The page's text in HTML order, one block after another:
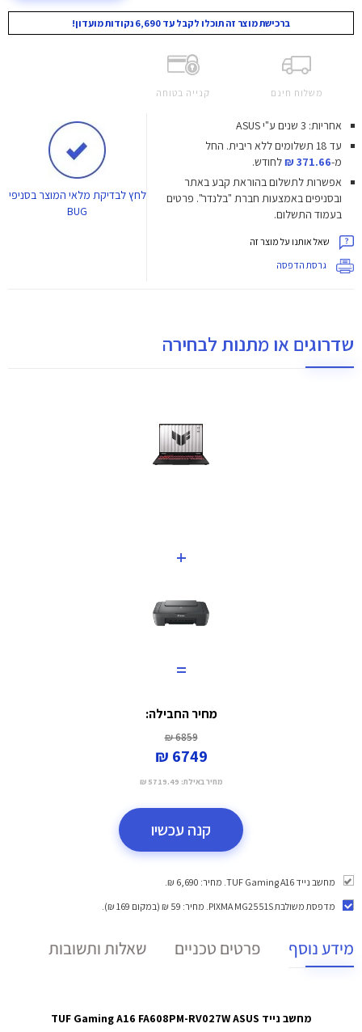
ברכישת מוצר זה תוכלו לקבל עד 6,690 נקודות מועדון!
משלוח חינם קנייה בטוחה
אחריות: 3 שנים ע"י ASUS
עד 18 תשלומים ללא ריבית.
החל
מ-371.66 ₪
לחודש.
אפשרות לתשלום בהוראת קבע באתר
ובסניפים באמצעות חברת "בלנדר". פרטים
בעמוד התשלום.
שאל אותנו על מוצר זה
גרסת הדפסה
לחץלבדיקת מלאי המוצר בסניפי
BUG
שדרוגים או מתנות לבחירה
+
=
מחיר החבילה:
6859 ₪
6749 ₪
מחיר באילת: 5719.49 ₪
קנה עכשיו
מחשב נייד TUF Gaming A16. מחיר: 6,690 ₪.
מדפסת משולבת PIXMA MG2551S
. מחיר: 59 ₪ (במקום 169 ₪).
מידע נוסף פרטים טכניים שאלות ותשובות
מחשב נייד TUF Gaming A16 FA608PM-RV027W ASUS